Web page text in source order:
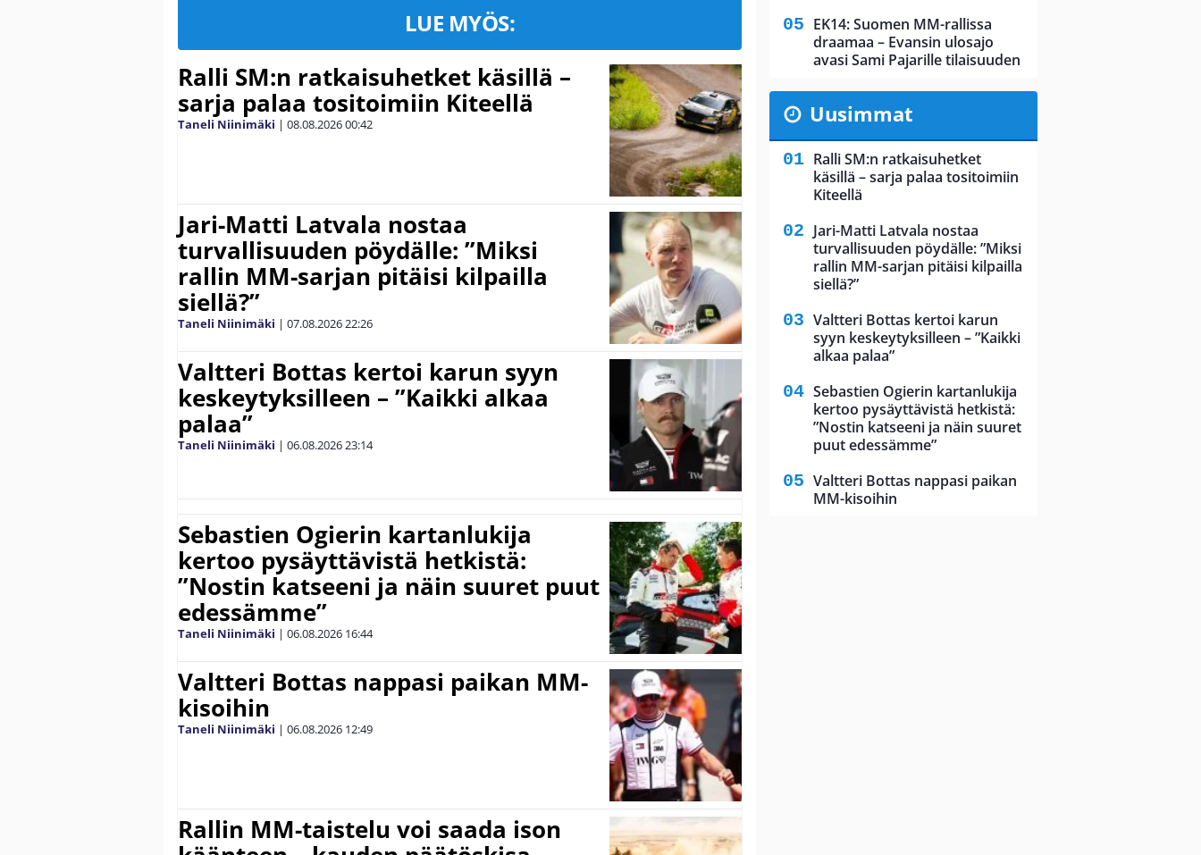
LUE MYÖS:
Ralli SM:n ratkaisuhetket käsillä –
sarja palaa tositoimiin Kiteellä
Taneli Niinimäki | 08.08.202600:42
Jari-Matti Latvala nostaa
turvallisuuden pöydälle: ”Miksi
rallin MM-sarjan pitäisi kilpailla
siellä?”
Taneli Niinimäki | 07.08.202622:26
Valtteri Bottas kertoi karun syyn
keskeytyksilleen – ”Kaikki alkaa
palaa”
Taneli Niinimäki | 06.08.202623:14
Sebastien Ogierin kartanlukija
kertoo pysäyttävistä hetkistä:
”Nostin katseeni ja näin suuret puut
edessämme”
Taneli Niinimäki | 06.08.2026 16:44
Valtteri Bottas nappasi paikan MM-
kisoihin
Taneli Niinimäki | 06.08.2026 12:49
Rallin MM-taistelu voi saada ison
EK14: Suomen MM-rallissa
draamaa – Evansin ulosajo
avasi Sami Pajarille tilaisuuden
Uusimmat
Ralli SM:n ratkaisuhetket
käsillä – sarja palaa tositoimiin
Kiteellä
Jari-Matti Latvala nostaa
turvallisuuden pöydälle: ”Miksi
rallin MM-sarjan pitäisi kilpailla
siellä?”
Valtteri Bottas kertoi karun
syyn keskeytyksilleen – ”Kaikki
alkaa palaa”
Sebastien Ogierin kartanlukija
kertoo pysäyttävistä hetkistä:
”Nostin katseeni ja näin suuret
puut edessämme”
Valtteri Bottas nappasi paikan
MM-kisoihin